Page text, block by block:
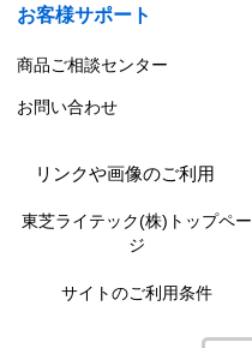
お客様サポート
商品ご相談センター
お問い合わせ
リンクや画像のご利用
東芝ライテック(株)トップペー
ジ
サイトのご利用条件